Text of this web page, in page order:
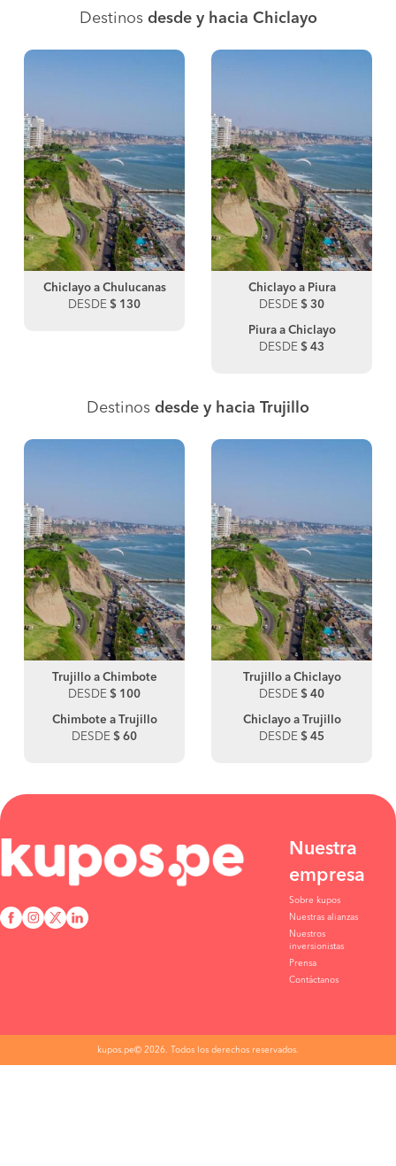
Destinos desde y hacia Chiclayo
Chiclayo a Chulucanas
DESDE $ 130
Chiclayo a Piura
DESDE $ 30
Piura a Chiclayo
DESDE $ 43
Destinos desde y hacia Trujillo
Trujillo a Chimbote
DESDE $ 100
Chimbote a Trujillo
DESDE $ 60
Trujillo a Chiclayo
DESDE $ 40
Chiclayo a Trujillo
DESDE $ 45
Nuestra
empresa
Sobre kupos
Nuestras alianzas
Nuestros
inversionistas
Prensa
Contáctanos
kupos.pe© 2026. Todos los derechos reservados.